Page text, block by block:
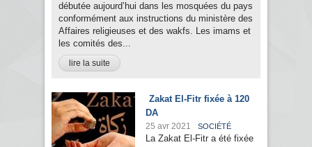
débutée aujourd’hui dans les mosquées du pays
conformément aux instructions du ministère des
Affaires religieuses et des wakfs. Les imams et
les comités des...
lire la suite
Zakat El-Fitr fixée à 120
DA
25 avr 2021 SOCIÉTÉ
La Zakat El-Fitr a été fixée